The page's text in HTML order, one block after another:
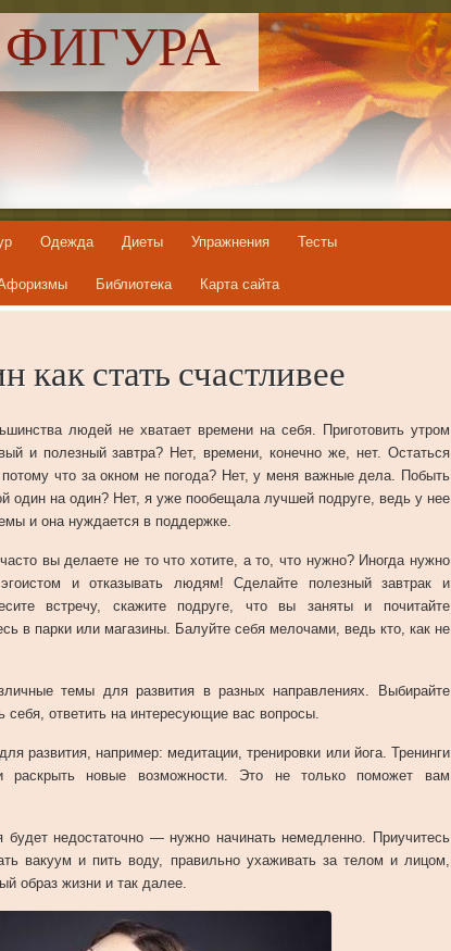
Одежда Диеты Упражнения Тесты
Библиотека Карта сайта
как стать счастливее
людей не хватает времени на себя. Приготовить утром
и полезный завтра? Нет, времени, конечно же, нет. Остаться
что за окном не погода? Нет, у меня важные дела. Побыть
один на один? Нет, я уже пообещала лучшей подруге, ведь у нее
и она нуждается в поддержке.
вы делаете не то что хотите, а то, что нужно? Иногда нужно
и отказывать людям! Сделайте полезный завтрак и
встречу, скажите подруге, что вы заняты и почитайте
в парки или магазины. Балуйте себя мелочами, ведь кто, как не
темы для развития в разных направлениях. Выбирайте
ответить на интересующие вас вопросы.
развития, например: медитации, тренировки или йога. Тренинги
раскрыть новые возможности. Это не только поможет вам
недостаточно — нужно начинать немедленно. Приучитесь
вакуум и пить воду, правильно ухаживать за телом и лицом,
образ жизни и так далее.